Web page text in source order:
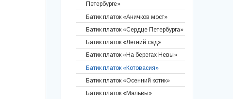
Батик шарф «Сирень в саду»
Батик шарф «Весенний букет»
Батик шарф «Тайны анютиных
глазок»
Батик шарф-колье «Стрекоза»
Батик шарф «Снежные цветы»
Батик шарф «Коты на крышах»
Батик палантин "Дыхание лета"
Петербурге»
Батик платок «Аничков мост»
Батик платок «Сердце Петербурга»
Батик платок «Летний сад»
Батик платок «На берегах Невы»
Батик платок «Котовасия»
Батик платок «Осенний котик»
Батик платок «Мальвы»